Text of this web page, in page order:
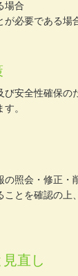
場合
が必要である場
び安全性確保の
。
照会・修正・
ことを確認の上
直し